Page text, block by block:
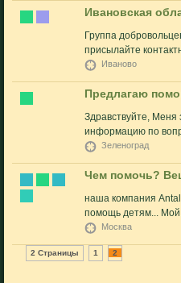
Ивановская
Группа
присылайте
Иваново
Предлагаю
Здравствуйте, Меня
информацию по
Зеленоград
Чем помочь?
наша компания
помощь детям...
Москва
2 Страницы 1 2